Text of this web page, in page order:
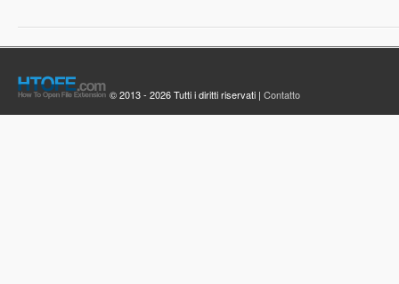
© 2013 - 2026 Tutti i diritti riservati | Contatto